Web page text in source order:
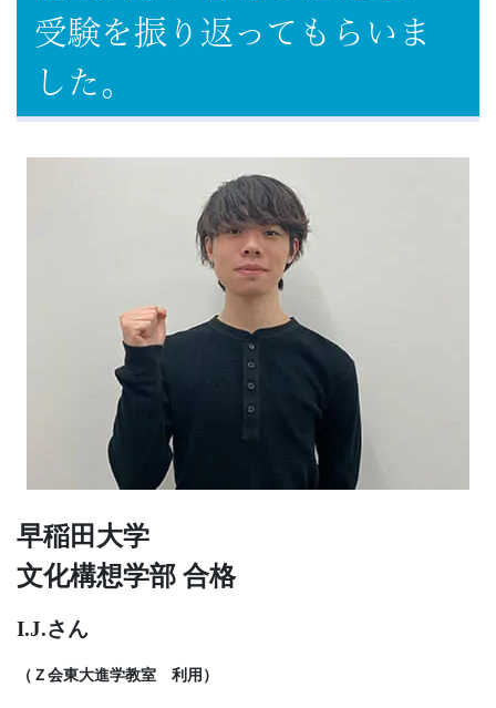
学
受験を振り返ってもらいま
した。
早稲田大学
文化構想学部 合格
I.J.さん
（Ｚ会東大進学教室 利用）